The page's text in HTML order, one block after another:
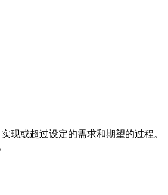
现或超过设定的需求和期望的过程。